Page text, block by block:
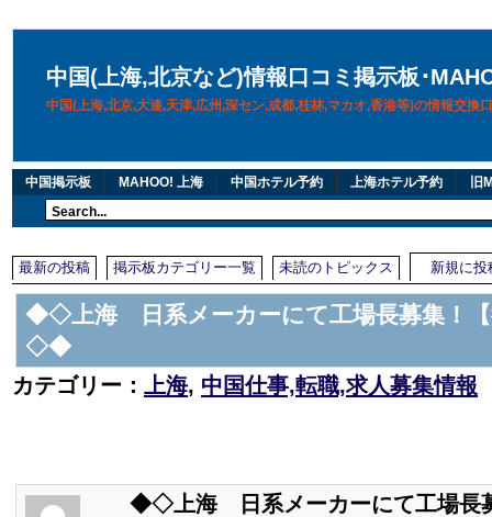
中国(上海,北京など)情報口コミ掲示板･
中国(上海,北京,大連,天津,広州,深セン,成都,桂林,マカオ,香港等)の情報交換
中国掲示板 MAHOO! 上海 中国ホテル予約 上海ホテル予約 旧
最新の投稿 掲示板カテゴリー一覧 未読のトピックス 新規に投
◆◇上海 日系メーカーにて工場長募集！【
◇◆
カテゴリー： 上海, 中国仕事,転職,求人募集情報
◆◇上海 日系メーカーにて工場長